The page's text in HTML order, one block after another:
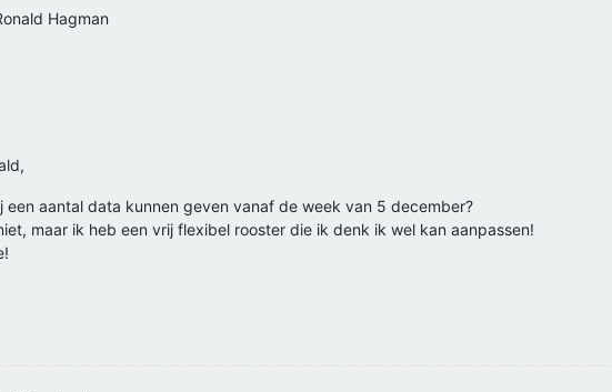
Hagman
een aantal data kunnen geven vanaf de week van 5 december?
maar ik heb een vrij flexibel rooster die ik denk ik wel kan aanpassen!